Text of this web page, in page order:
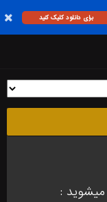
برای دانلود کلیک کنید
: